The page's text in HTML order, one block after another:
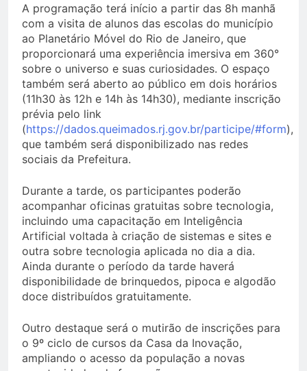
A programação terá início a partir das 8h manhã
com a visita de alunos das escolas do município
ao Planetário Móvel do Rio de Janeiro, que
proporcionará uma experiência imersiva em 360°
sobre o universo e suas curiosidades. O espaço
também será aberto ao público em dois horários
(11h30 às 12h e 14h às 14h30), mediante inscrição
prévia pelo link
(https://dados.queimados.rj.gov.br/participe/#form),
que também será disponibilizado nas redes
sociais da Prefeitura.
Durante a tarde, os participantes poderão
acompanhar oficinas gratuitas sobre tecnologia,
incluindo uma capacitação em Inteligência
Artificial voltada à criação de sistemas e sites e
outra sobre tecnologia aplicada no dia a dia.
Ainda durante o período da tarde haverá
disponibilidade de brinquedos, pipoca e algodão
doce distribuídos gratuitamente.
Outro destaque será o mutirão de inscrições para
o 9º ciclo de cursos da Casa da Inovação,
ampliando o acesso da população a novas